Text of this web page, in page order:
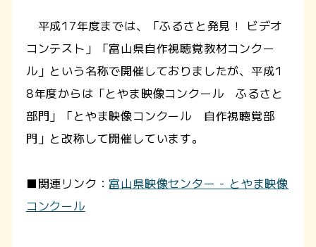
平成17年度までは、「ふるさと発見！ ビデオ
コンテスト」「富山県自作視聴覚教材コンクー
ル」という名称で開催しておりましたが、平成1
8年度からは「とやま映像コンクール ふるさと
部門」「とやま映像コンクール 自作視聴覚部
門」と改称して開催しています。
■関連リンク： 富山県映像センター - とやま映像
コンクール